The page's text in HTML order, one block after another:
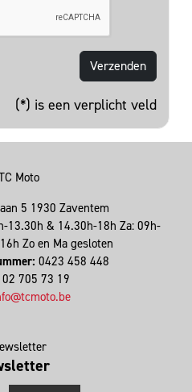
(*) is een verplicht veld
5 1930 Zaventem
13.30h & 14.30h-18h Za: 09h-
Zo en Ma gesloten
0423 458 448
02 705 73 19